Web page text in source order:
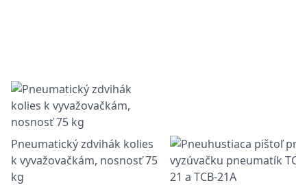
Pneumatický zdvihák kolies
k vyvažovačkám, nosnosť 75
kg